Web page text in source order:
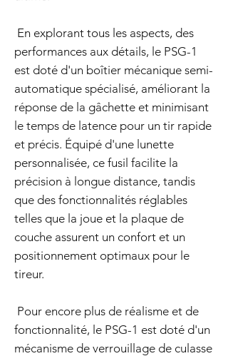
En explorant tous les aspects, des
performances aux détails, le PSG-1
est doté d'un boîtier mécanique semi-
automatique spécialisé, améliorant la
réponse de la gâchette et minimisant
le temps de latence pour un tir rapide
et précis. Équipé d'une lunette
personnalisée, ce fusil facilite la
précision à longue distance, tandis
que des fonctionnalités réglables
telles que la joue et la plaque de
couche assurent un confort et un
positionnement optimaux pour le
tireur.
Pour encore plus de réalisme et de
fonctionnalité, le PSG-1 est doté d'un
mécanisme de verrouillage de culasse